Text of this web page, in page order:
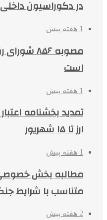
در دکوراسیون داخلی
1 هفته پیش
مصوبه ۸۵۶
است
1 هفته پیش
تمدید بخشنامه
ارز تا ۱۵ شهریور
1 هفته پیش
مطالبه بخش خصوصی
متناسب با شرایط
2 هفته پیش